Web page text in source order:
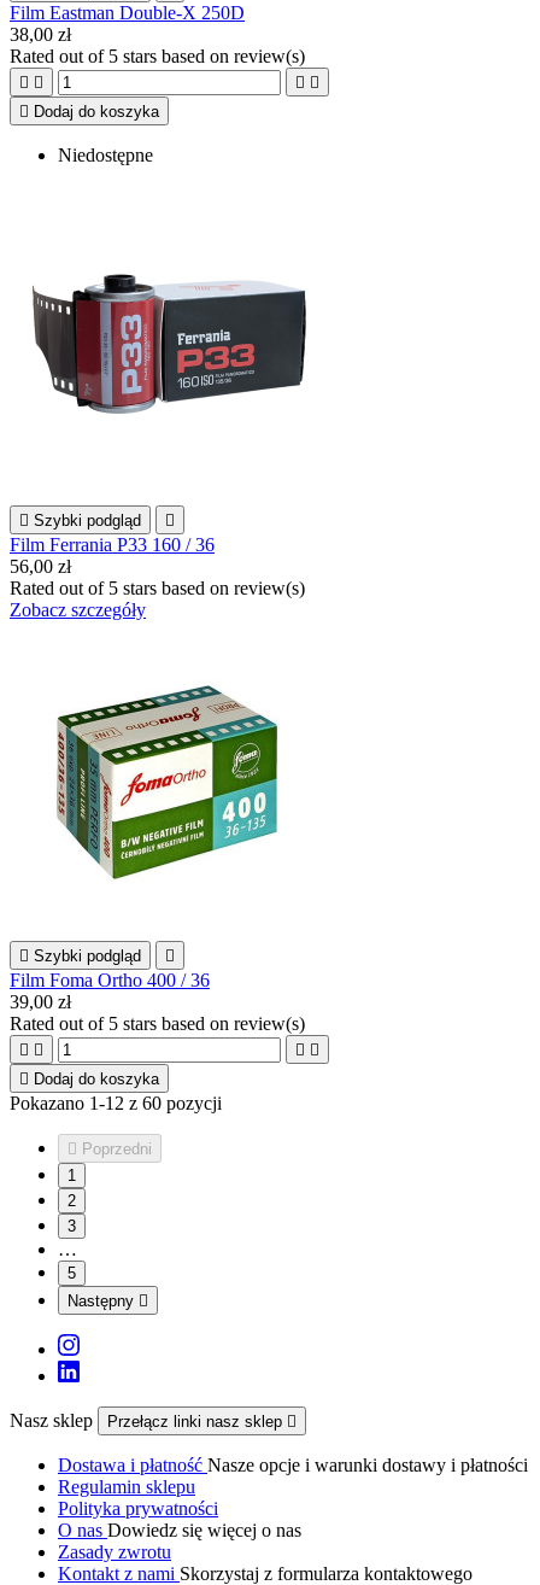
Film Eastman Double-X 250D
38,00 zł
Rated out of 5 stars based on review(s)
   
 Dodaj do koszyka
Niedostępne
 Szybki podgląd 
Film Ferrania P33 160 / 36
56,00 zł
Rated out of 5 stars based on review(s)
Zobacz szczegóły
 Szybki podgląd 
Film Foma Ortho 400 / 36
39,00 zł
Rated out of 5 stars based on review(s)
   
 Dodaj do koszyka
Pokazano 1-12 z 60 pozycji
 Poprzedni
1
2
3
…
5
Następny 
Nasz sklep Przełącz linki nasz sklep 
Dostawa i płatność Nasze opcje i warunki dostawy i płatności
Regulamin sklepu
Polityka prywatności
O nas Dowiedz się więcej o nas
Zasady zwrotu
Kontakt z nami Skorzystaj z formularza kontaktowego